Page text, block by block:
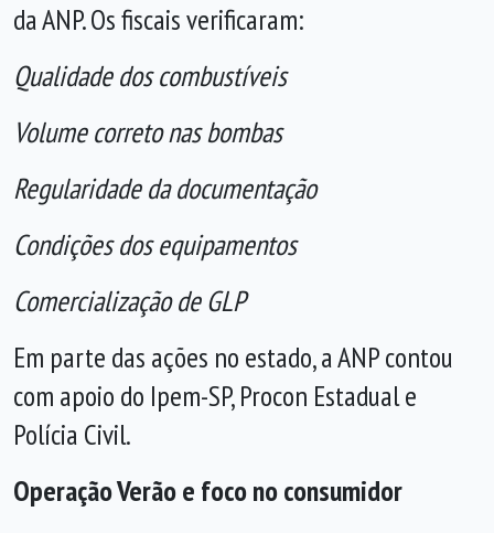
da ANP. Os fiscais verificaram:
Qualidade dos combustíveis
Volume correto nas bombas
Regularidade da documentação
Condições dos equipamentos
Comercialização de GLP
Em parte das ações no estado, a ANP contou
com apoio do Ipem-SP, Procon Estadual e
Polícia Civil.
Operação Verão e foco no consumidor